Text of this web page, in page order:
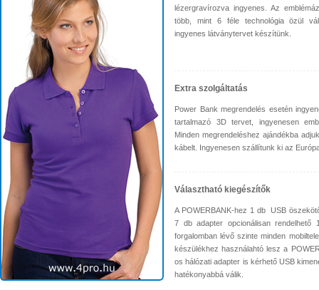
lézergravírozva ingyenes. Az
több, mint 6 féle technológia özül
ingyenes látványtervet készítünk.
Extra szolgáltatás
Power Bank megrendelés esetén
tartalmazó 3D tervet, ingyenesen
Minden megrendeléshez ajándékba
kábelt. Ingyenesen szállítunk ki az
Választható kiegészítők
A POWERBANK-hez 1 db USB
7 db adapter opcionálisan rendelhető
forgalomban lévő szinte minden
készülékhez használahtó lesz a
os hálózati adapter is kérhető USB
hatékonyabbá válik.